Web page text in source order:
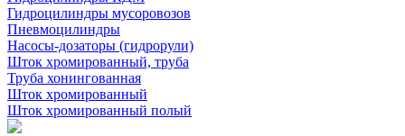
Гидроцилиндры мусоровозов
Пневмоцилиндры
Насосы-дозаторы (гидрорули)
Шток хромированный, труба
Труба хонингованная
Шток хромированный
Шток хромированный полый